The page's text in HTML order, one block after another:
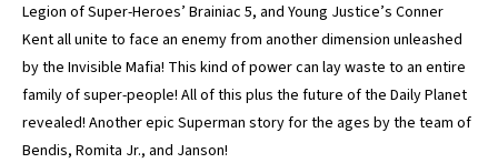
Legion of Super-Heroes’ Brainiac 5, and Young Justice’s Conner
Kent all unite to face an enemy from another dimension unleashed
by the Invisible Mafia! This kind of power can lay waste to an entire
family of super-people! All of this plus the future of the Daily Planet
revealed! Another epic Superman story for the ages by the team of
Bendis, Romita Jr., and Janson!